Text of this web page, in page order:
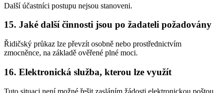
Další účastníci postupu nejsou stanoveni.
15. Jaké další činnosti jsou po žadateli požadovány
Řidičský průkaz lze převzít osobně nebo prostřednictvím
zmocněnce, na základě ověřené plné moci.
16. Elektronická služba, kterou lze využít
Tuto situaci není možné řešit zasláním žádosti elektronickou poštou.